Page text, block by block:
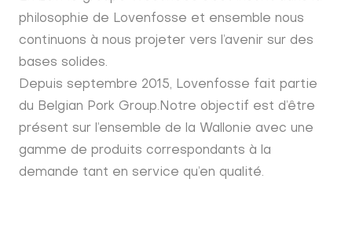
philosophie de Lovenfosse et ensemble nous
continuons à nous projeter vers l’avenir sur des
bases solides.
Depuis septembre 2015, Lovenfosse fait partie
du Belgian Pork Group.Notre objectif est d’être
présent sur l’ensemble de la Wallonie avec une
gamme de produits correspondants à la
demande tant en service qu’en qualité.